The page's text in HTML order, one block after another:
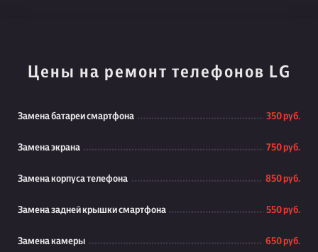
Цены на ремонт телефонов LG
Замена батареи смартфона 350 руб.
Замена экрана 750 руб.
Замена корпуса телефона 850 руб.
Замена задней крышки смартфона 550 руб.
Замена камеры 650 руб.